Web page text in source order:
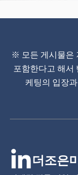
※ 모든 게시물은
포함한다고 해서
케팅의 입장
더조은